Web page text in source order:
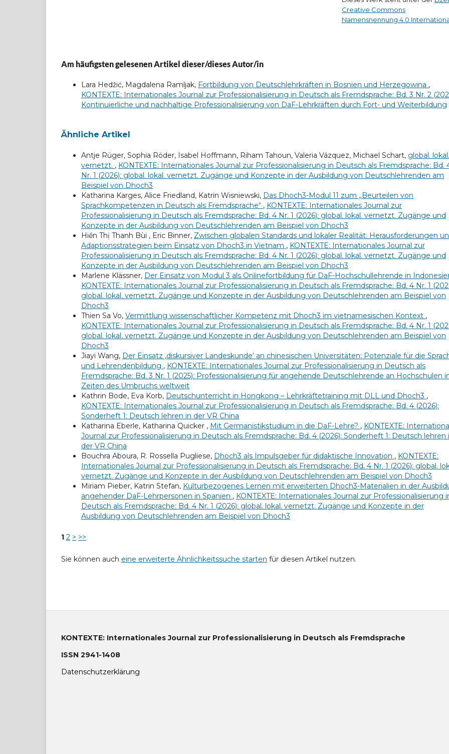
Creative Commons
Namensnennung 4.0
Am häufigsten gelesenen Artikel dieser/dieses Autor/in
Lara Hedžić, Magdalena Ramljak, Fortbildung von Deutschlehrkräften in Bosnien und Herzegowina ,
KONTEXTE: Internationales Journal zur Professionalisierung in Deutsch als Fremdsprache: Bd. 3 Nr. 2
Kontinuierliche und nachhaltige Professionalisierung von DaF-Lehrkräften durch Fort- und Weiterbildung
Ähnliche Artikel
Antje Rüger, Sophia Röder, Isabel Hoffmann, Riham Tahoun, Valeria Vázquez, Michael Schart, global. lokal.
vernetzt. , KONTEXTE: Internationales Journal zur Professionalisierung in Deutsch als Fremdsprache: Bd.
Nr. 1 (2026): global. lokal. vernetzt. Zugänge und Konzepte in der Ausbildung von Deutschlehrenden am
Beispiel von Dhoch3
Katharina Karges, Alice Friedland, Katrin Wisniewski, Das Dhoch3-Modul 11 zum „Beurteilen von
Sprachkompetenzen in Deutsch als Fremdsprache“ , KONTEXTE: Internationales Journal zur
Professionalisierung in Deutsch als Fremdsprache: Bd. 4 Nr. 1 (2026): global. lokal. vernetzt. Zugänge und
Konzepte in der Ausbildung von Deutschlehrenden am Beispiel von Dhoch3
Hiền Thị Thanh Bùi , Eric Binner, Zwischen globalen Standards und lokaler Realität: Herausforderungen
Adaptionsstrategien beim Einsatz von Dhoch3 in Vietnam , KONTEXTE: Internationales Journal zur
Professionalisierung in Deutsch als Fremdsprache: Bd. 4 Nr. 1 (2026): global. lokal. vernetzt. Zugänge und
Konzepte in der Ausbildung von Deutschlehrenden am Beispiel von Dhoch3
Marlene Klässner, Der Einsatz von Modul 3 als Onlinefortbildung für DaF-Hochschullehrende in
KONTEXTE: Internationales Journal zur Professionalisierung in Deutsch als Fremdsprache: Bd. 4 Nr. 1
global. lokal. vernetzt. Zugänge und Konzepte in der Ausbildung von Deutschlehrenden am Beispiel von
Dhoch3
Thien Sa Vo, Vermittlung wissenschaftlicher Kompetenz mit Dhoch3 im vietnamesischen Kontext ,
KONTEXTE: Internationales Journal zur Professionalisierung in Deutsch als Fremdsprache: Bd. 4 Nr. 1
global. lokal. vernetzt. Zugänge und Konzepte in der Ausbildung von Deutschlehrenden am Beispiel von
Dhoch3
Jiayi Wang, Der Einsatz ‚diskursiver Landeskunde‘ an chinesischen Universitäten: Potenziale für die
und Lehrendenbildung , KONTEXTE: Internationales Journal zur Professionalisierung in Deutsch als
Fremdsprache: Bd. 3 Nr. 1 (2025): Professionalisierung für angehende Deutschlehrende an Hochschulen
Zeiten des Umbruchs weltweit
Kathrin Bode, Eva Korb, Deutschunterricht in Hongkong – Lehrkräftetraining mit DLL und Dhoch3 ,
KONTEXTE: Internationales Journal zur Professionalisierung in Deutsch als Fremdsprache: Bd. 4 (2026):
Sonderheft 1: Deutsch lehren in der VR China
Katharina Eberle, Katharina Quicker , Mit Germanistikstudium in die DaF-Lehre? , KONTEXTE:
Journal zur Professionalisierung in Deutsch als Fremdsprache: Bd. 4 (2026): Sonderheft 1: Deutsch lehren
der VR China
Bouchra Aboura, R. Rossella Pugliese, Dhoch3 als Impulsgeber für didaktische Innovation , KONTEXTE:
Internationales Journal zur Professionalisierung in Deutsch als Fremdsprache: Bd. 4 Nr. 1 (2026): global.
vernetzt. Zugänge und Konzepte in der Ausbildung von Deutschlehrenden am Beispiel von Dhoch3
Miriam Pieber, Katrin Stefan, Kulturbezogenes Lernen mit erweiterten Dhoch3-Materialien in der
angehender DaF-Lehrpersonen in Spanien , KONTEXTE: Internationales Journal zur Professionalisierung
Deutsch als Fremdsprache: Bd. 4 Nr. 1 (2026): global. lokal. vernetzt. Zugänge und Konzepte in der
Ausbildung von Deutschlehrenden am Beispiel von Dhoch3
1 2 > >>
Sie können auch eine erweiterte Ähnlichkeitssuche starten für diesen Artikel nutzen.
KONTEXTE: Internationales Journal zur Professionalisierung in Deutsch als Fremdsprache
ISSN 2941-1408
Datenschutzerklärung